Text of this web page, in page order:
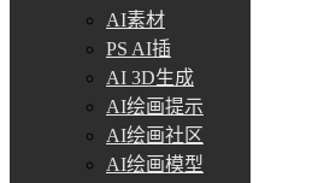
AI素材
PS AI插
AI 3D生成
AI绘画提示
AI绘画社区
AI绘画模型